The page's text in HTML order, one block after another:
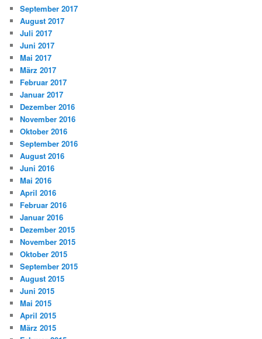
September 2017
August 2017
Juli 2017
Juni 2017
Mai 2017
März 2017
Februar 2017
Januar 2017
Dezember 2016
November 2016
Oktober 2016
September 2016
August 2016
Juni 2016
Mai 2016
April 2016
Februar 2016
Januar 2016
Dezember 2015
November 2015
Oktober 2015
September 2015
August 2015
Juni 2015
Mai 2015
April 2015
März 2015